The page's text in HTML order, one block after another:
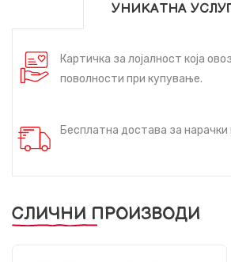
УНИКАТНА
Картичка за лојалност која
поволности при купување.
Бесплатна достава за
СЛИЧНИ ПРОИЗВОДИ